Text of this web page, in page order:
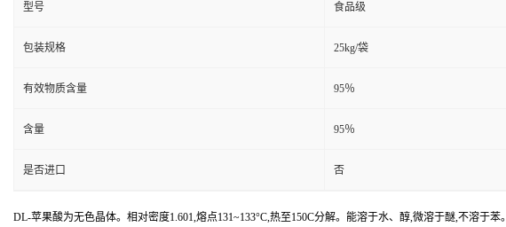
型号 食品级
包装规格 25kg/袋
有效物质含量 95％
含量 95％
是否进口 否
DL-苹果酸为无色晶体。相对密度1.601,熔点131~133°C,热至150C分解。能溶于水、醇,微溶于醚,不溶